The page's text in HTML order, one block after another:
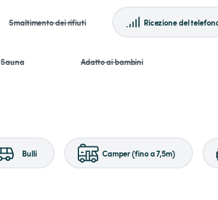
Smaltimento dei rifiuti Ricezione del
Sauna Adatto ai bambini
Bulli Camper (fino a 7,5m)